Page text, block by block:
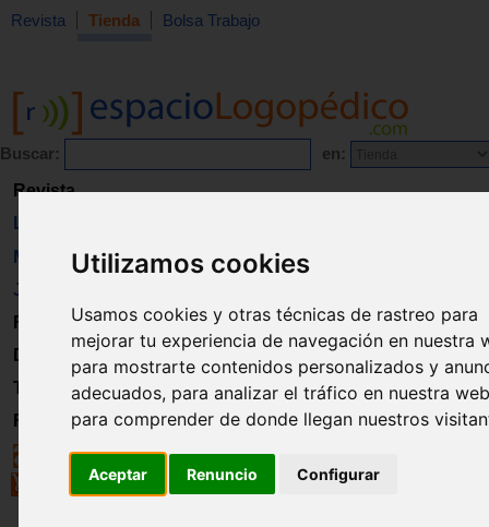
Utilizamos cookies
Usamos cookies y otras técnicas de rastreo para
mejorar tu experiencia de navegación en nuestra
para mostrarte contenidos personalizados y
adecuados, para analizar el tráfico en nuestra
para comprender de donde llegan nuestros
Aceptar Renuncio Configurar
Revista Tienda Bolsa Trabajo
Buscar: en:
Revista
Libros
Material
Juguetes
Formación
Directorio
Trabajo
Registro